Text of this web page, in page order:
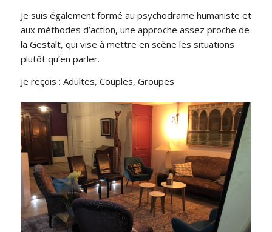
Je suis également formé au psychodrame humaniste et
aux méthodes d’action, une approche assez proche de
la Gestalt, qui vise à mettre en scène les situations
plutôt qu’en parler.
Je reçois : Adultes, Couples, Groupes